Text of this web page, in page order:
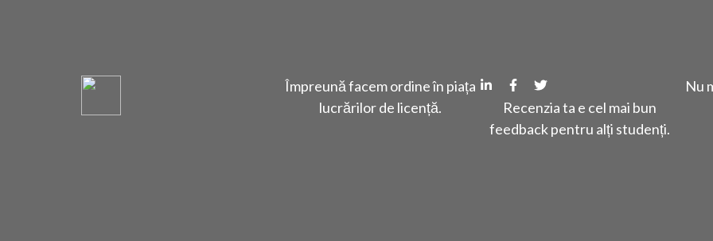
Împreună facem ordine în piața
lucrărilor de licență.
Recenzia ta e cel mai bun
feedback pentru alți studenți.
Nu